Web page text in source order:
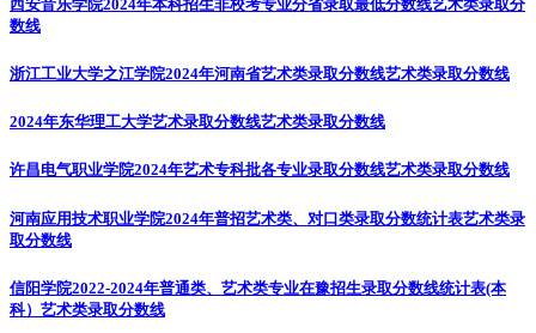
西安音乐学院2024年本科招生非校考专业分省录取最低分数线艺术类录取分
数线
浙江工业大学之江学院2024年河南省艺术类录取分数线艺术类录取分数线
2024年东华理工大学艺术录取分数线艺术类录取分数线
许昌电气职业学院2024年艺术专科批各专业录取分数线艺术类录取分数线
河南应用技术职业学院2024年普招艺术类、对口类录取分数统计表艺术类录
取分数线
信阳学院2022-2024年普通类、艺术类专业在豫招生录取分数线统计表(本
科） 艺术类录取分数线